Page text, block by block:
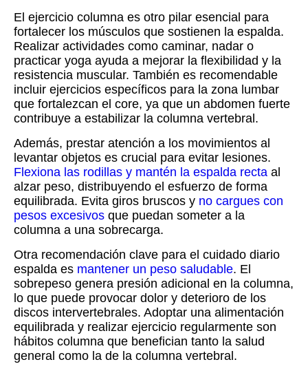
El ejercicio columna es otro pilar esencial para
fortalecer los músculos que sostienen la espalda.
Realizar actividades como caminar, nadar o
practicar yoga ayuda a mejorar la flexibilidad y la
resistencia muscular. También es recomendable
incluir ejercicios específicos para la zona lumbar
que fortalezcan el core, ya que un abdomen fuerte
contribuye a estabilizar la columna vertebral.
Además, prestar atención a los movimientos al
levantar objetos es crucial para evitar lesiones.
Flexiona las rodillas y mantén la espalda recta al
alzar peso, distribuyendo el esfuerzo de forma
equilibrada. Evita giros bruscos y no cargues con
pesos excesivos que puedan someter a la
columna a una sobrecarga.
Otra recomendación clave para el cuidado diario
espalda es mantener un peso saludable. El
sobrepeso genera presión adicional en la columna,
lo que puede provocar dolor y deterioro de los
discos intervertebrales. Adoptar una alimentación
equilibrada y realizar ejercicio regularmente son
hábitos columna que benefician tanto la salud
general como la de la columna vertebral.